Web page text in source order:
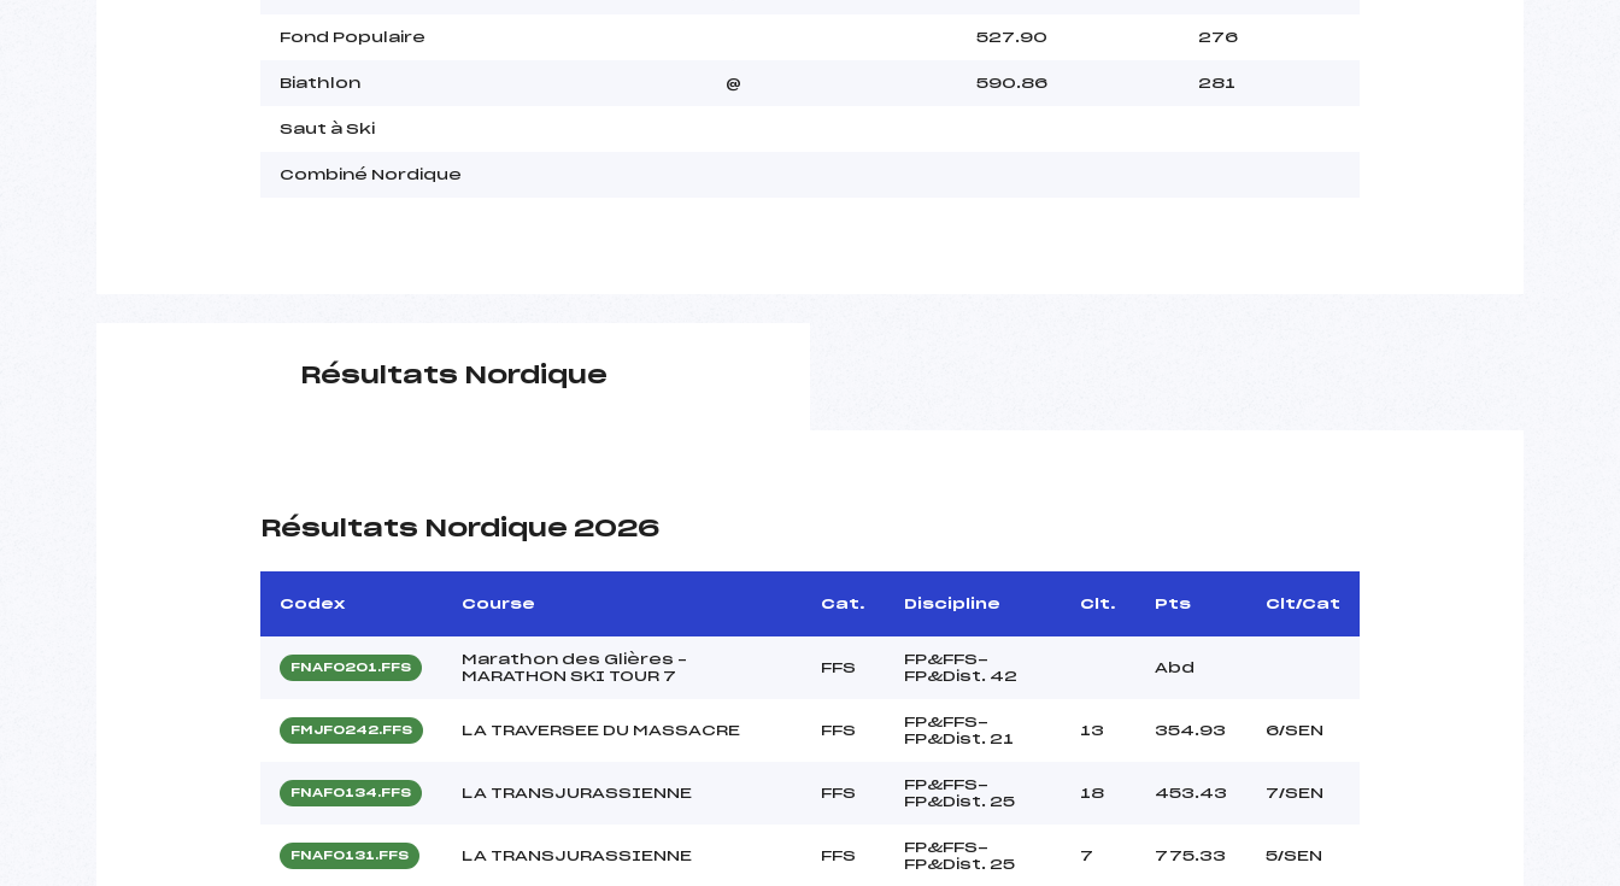
Fond Populaire 527.90 276
Biathlon @ 590.86 281
Saut à Ski
Combiné Nordique
Résultats Nordique
Résultats Nordique 2026
Codex Course Cat. Discipline Clt. Pts Clt/Cat
FNAF0201.FFS
Marathon des Glières –
MARATHON SKI TOUR 7
FFS
FP&FFS-
FP&Dist. 42
Abd
FMJF0242.FFS LA TRAVERSEE DU MASSACRE FFS
FP&FFS-
FP&Dist. 21
13 354.93 6/SEN
FNAF0134.FFS LA TRANSJURASSIENNE FFS
FP&FFS-
FP&Dist. 25
18 453.43 7/SEN
FNAF0131.FFS LA TRANSJURASSIENNE FFS
FP&FFS-
FP&Dist. 25
7 775.33 5/SEN